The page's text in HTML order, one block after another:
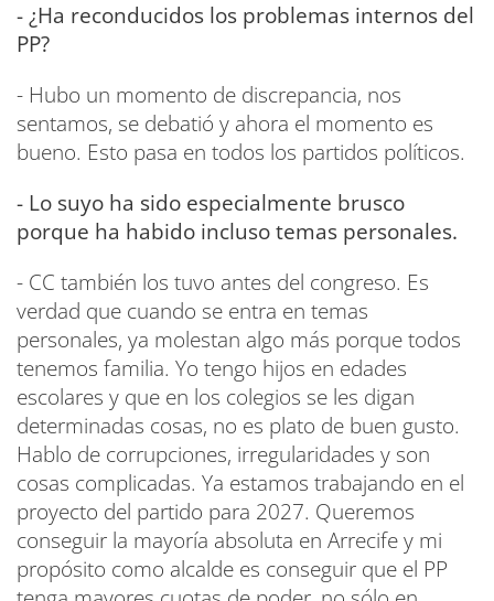
- ¿Ha reconducidos los problemas internos del
PP?
- Hubo un momento de discrepancia, nos
sentamos, se debatió y ahora el momento es
bueno. Esto pasa en todos los partidos políticos.
- Lo suyo ha sido especialmente brusco
porque ha habido incluso temas personales.
- CC también los tuvo antes del congreso. Es
verdad que cuando se entra en temas
personales, ya molestan algo más porque todos
tenemos familia. Yo tengo hijos en edades
escolares y que en los colegios se les digan
determinadas cosas, no es plato de buen gusto.
Hablo de corrupciones, irregularidades y son
cosas complicadas. Ya estamos trabajando en el
proyecto del partido para 2027. Queremos
conseguir la mayoría absoluta en Arrecife y mi
propósito como alcalde es conseguir que el PP